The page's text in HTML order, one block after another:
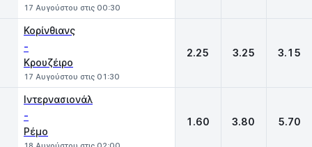
17 Αυγούστου στις 00:30
Κορίνθιανς
-
Κρουζέιρο
17 Αυγούστου στις 01:30
2.25 3.25 3.15
Ιντερνασιονάλ
-
Ρέμο
1.60 3.80 5.70